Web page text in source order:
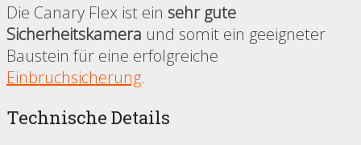
Die Canary Flex ist ein sehr gute
Sicherheitskamera und somit ein geeigneter
Baustein für eine erfolgreiche
Einbruchsicherung.
Technische Details